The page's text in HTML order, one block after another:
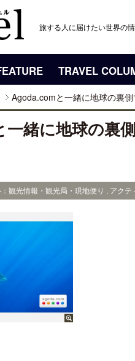
旅する人に届けたい世界の
TRAVEL
Agoda.comと一緒に地球の裏
緒に地球の裏
観光情報・観光局・現地便り , アク